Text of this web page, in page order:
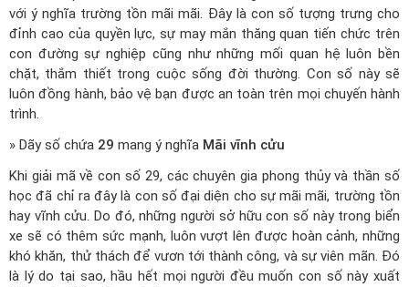
với ý nghĩa trường tồn mãi mãi. Đây là con số tượng trưng cho
đỉnh cao của quyền lực, sự may mắn thăng quan tiến chức trên
con đường sự nghiệp cũng như những mối quan hệ luôn bền
chặt, thắm thiết trong cuộc sống đời thường. Con số này sẽ
luôn đồng hành, bảo vệ bạn được an toàn trên mọi chuyến hành
trình.
» Dãy số chứa 29 mang ý nghĩa Mãi vĩnh cửu
Khi giải mã về con số 29, các chuyên gia phong thủy và thần số
học đã chỉ ra đây là con số đại diện cho sự mãi mãi, trường tồn
hay vĩnh cửu. Do đó, những người sở hữu con số này trong biển
xe sẽ có thêm sức mạnh, luôn vượt lên được hoàn cảnh, những
khó khăn, thử thách để vươn tới thành công, và sự viên mãn. Đó
là lý do tại sao, hầu hết mọi người đều muốn con số này xuất